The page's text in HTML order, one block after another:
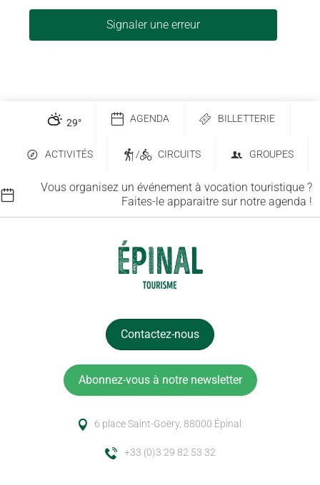
Signaler une erreur
29° AGENDA BILLETTERIE
ACTIVITÉS / CIRCUITS GROUPES
Vous organisez un événement à vocation touristique ?
Faites-le apparaitre sur notre agenda !
Contactez-nous
Abonnez-vous à notre newsletter
6 place Saint-Goëry, 88000 Épinal
+33 (0)3 29 82 53 32